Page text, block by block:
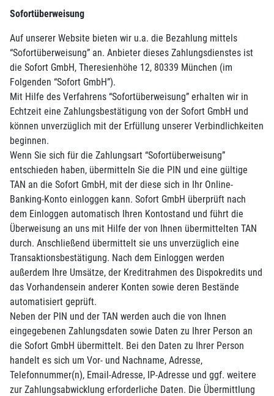
Sofortüberweisung
Auf unserer Website bieten wir u.a. die Bezahlung mittels
“Sofortüberweisung” an. Anbieter dieses Zahlungsdienstes ist
die Sofort GmbH, Theresienhöhe 12, 80339 München (im
Folgenden “Sofort GmbH”).
Mit Hilfe des Verfahrens “Sofortüberweisung” erhalten wir in
Echtzeit eine Zahlungsbestätigung von der Sofort GmbH und
können unverzüglich mit der Erfüllung unserer Verbindlichkeiten
beginnen.
Wenn Sie sich für die Zahlungsart “Sofortüberweisung”
entschieden haben, übermitteln Sie die PIN und eine gültige
TAN an die Sofort GmbH, mit der diese sich in Ihr Online-
Banking-Konto einloggen kann. Sofort GmbH überprüft nach
dem Einloggen automatisch Ihren Kontostand und führt die
Überweisung an uns mit Hilfe der von Ihnen übermittelten TAN
durch. Anschließend übermittelt sie uns unverzüglich eine
Transaktionsbestätigung. Nach dem Einloggen werden
außerdem Ihre Umsätze, der Kreditrahmen des Dispokredits und
das Vorhandensein anderer Konten sowie deren Bestände
automatisiert geprüft.
Neben der PIN und der TAN werden auch die von Ihnen
eingegebenen Zahlungsdaten sowie Daten zu Ihrer Person an
die Sofort GmbH übermittelt. Bei den Daten zu Ihrer Person
handelt es sich um Vor- und Nachname, Adresse,
Telefonnummer(n), Email-Adresse, IP-Adresse und ggf. weitere
zur Zahlungsabwicklung erforderliche Daten. Die Übermittlung